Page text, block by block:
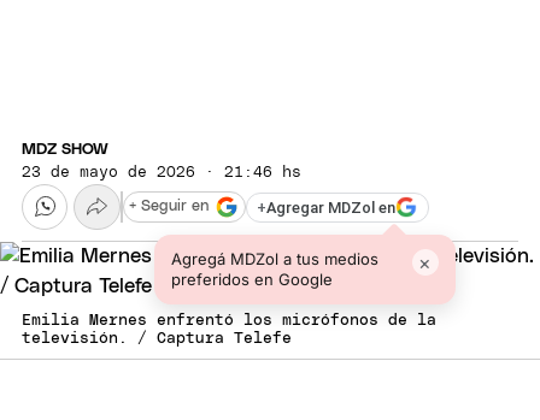
MDZ SHOW
23 de mayo de 2026 · 21:46 hs
+Agregar MDZol en
Agregá MDZol a tus medios
preferidos en Google
×
+ Seguir en
Emilia Mernes enfrentó los micrófonos de la
televisión. / Captura Telefe